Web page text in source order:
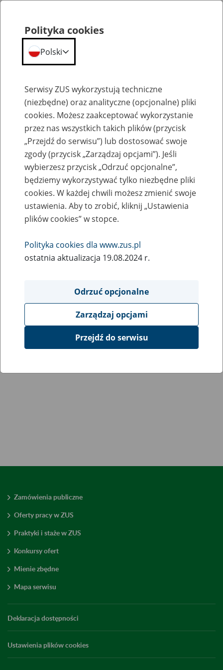
Przepraszamy,
podana strona nie została znaleziona.
Błąd 404
Przejdź do strony głównej
Zamówienia publiczne
Oferty pracy w ZUS
Praktyki i staże w ZUS
Konkursy ofert
Mienie zbędne
Mapa serwisu
Deklaracja dostępności
Ustawienia plików cookies
Polityka cookies
Polski
Serwisy ZUS wykorzystują techniczne
(niezbędne) oraz analityczne (opcjonalne) pliki
cookies. Możesz zaakceptować wykorzystanie
przez nas wszystkich takich plików (przycisk
„Przejdź do serwisu”) lub dostosować swoje
zgody (przycisk „Zarządzaj opcjami”). Jeśli
wybierzesz przycisk „Odrzuć opcjonalne”,
będziemy wykorzystywać tylko niezbędne pliki
cookies. W każdej chwili możesz zmienić swoje
ustawienia. Aby to zrobić, kliknij „Ustawienia
plików cookies” w stopce.
Polityka cookies dla www.zus.pl
ostatnia aktualizacja 19.08.2024 r.
Odrzuć opcjonalne
Zarządzaj opcjami
Przejdź do serwisu